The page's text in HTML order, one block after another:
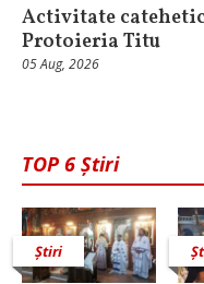
Activitate
Protoieria Titu
05 Aug, 2026
TOP 6 Știri
Știri